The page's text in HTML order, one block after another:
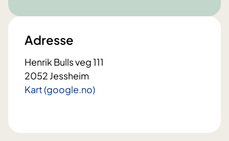
Adresse
Henrik Bulls veg 111
2052 Jessheim
Kart (google.no)